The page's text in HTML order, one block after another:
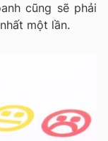
cũng sẽ phải
một lần.